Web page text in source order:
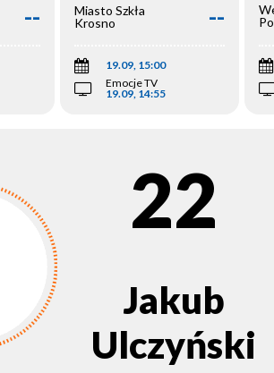
--
Miasto Szkła
Krosno
--
19.09, 15:00
Emocje TV
19.09, 14:55
22
Jakub
Ulczyński